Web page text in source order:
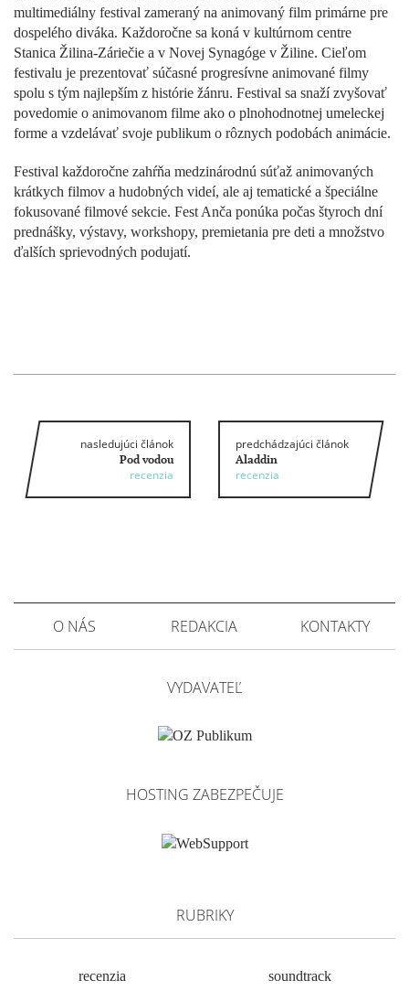
multimediálny festival zameraný na animovaný film primárne pre
dospelého diváka. Každoročne sa koná v kultúrnom centre
Stanica Žilina-Záriečie a v Novej Synagóge v Žiline. Cieľom
festivalu je prezentovať súčasné progresívne animované filmy
spolu s tým najlepším z histórie žánru. Festival sa snaží zvyšovať
povedomie o animovanom filme ako o plnohodnotnej umeleckej
forme a vzdelávať svoje publikum o rôznych podobách animácie.
Festival každoročne zahŕňa medzinárodnú súťaž animovaných
krátkych filmov a hudobných videí, ale aj tematické a špeciálne
fokusované filmové sekcie. Fest Anča ponúka počas štyroch dní
prednášky, výstavy, workshopy, premietania pre deti a množstvo
ďalších sprievodných podujatí.
nasledujúci článok
Pod vodou
recenzia
predchádzajúci článok
Aladdin
recenzia
O NÁS REDAKCIA KONTAKTY
VYDAVATEĽ
HOSTING ZABEZPEČUJE
RUBRIKY
recenzia
soundtrack